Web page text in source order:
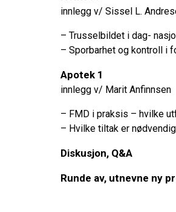
innlegg v/ Sissel L.
– Trusselbildet i dag-
– Sporbarhet og kontroll i
Apotek 1
innlegg v/ Marit Anfinnsen
– FMD i praksis – hvilke
– Hvilke tiltak er
Diskusjon, Q&A
Runde av, utnevne ny